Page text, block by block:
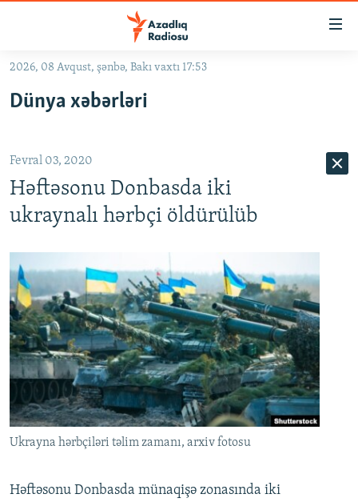
Əsas
qayıt
qayıt
Axtarışa
#İZAHLA
QANUNI DOĞRU
MULTIMEDIA
VIDEO
FOTOQALEREYA
İNFOQRAFIKA
KARIKATURA
RADIO ARXIV
OXU ZALI
AZƏRBAYCAN ƏDƏBIYYATI KITABXANASI
İSLAM VƏ DEMOKRATIYA
HAQQIMIZDA
MISSIYAMIZ
PEŞƏ ETIKASI VƏ JURNALISTIKA STANDARTLARIMIZ
BIZIMLƏ ƏLAQƏ
BIZI IZLƏ
2026, 08 Avqust, şənbə, Bakı vaxtı 17:53
Dünya xəbərləri
Fevral 03, 2020
Həftəsonu Donbasda iki
ukraynalı hərbçi öldürülüb
Ukrayna hərbçiləri təlim zamanı, arxiv fotosu
Həftəsonu Donbasda münaqişə zonasında iki